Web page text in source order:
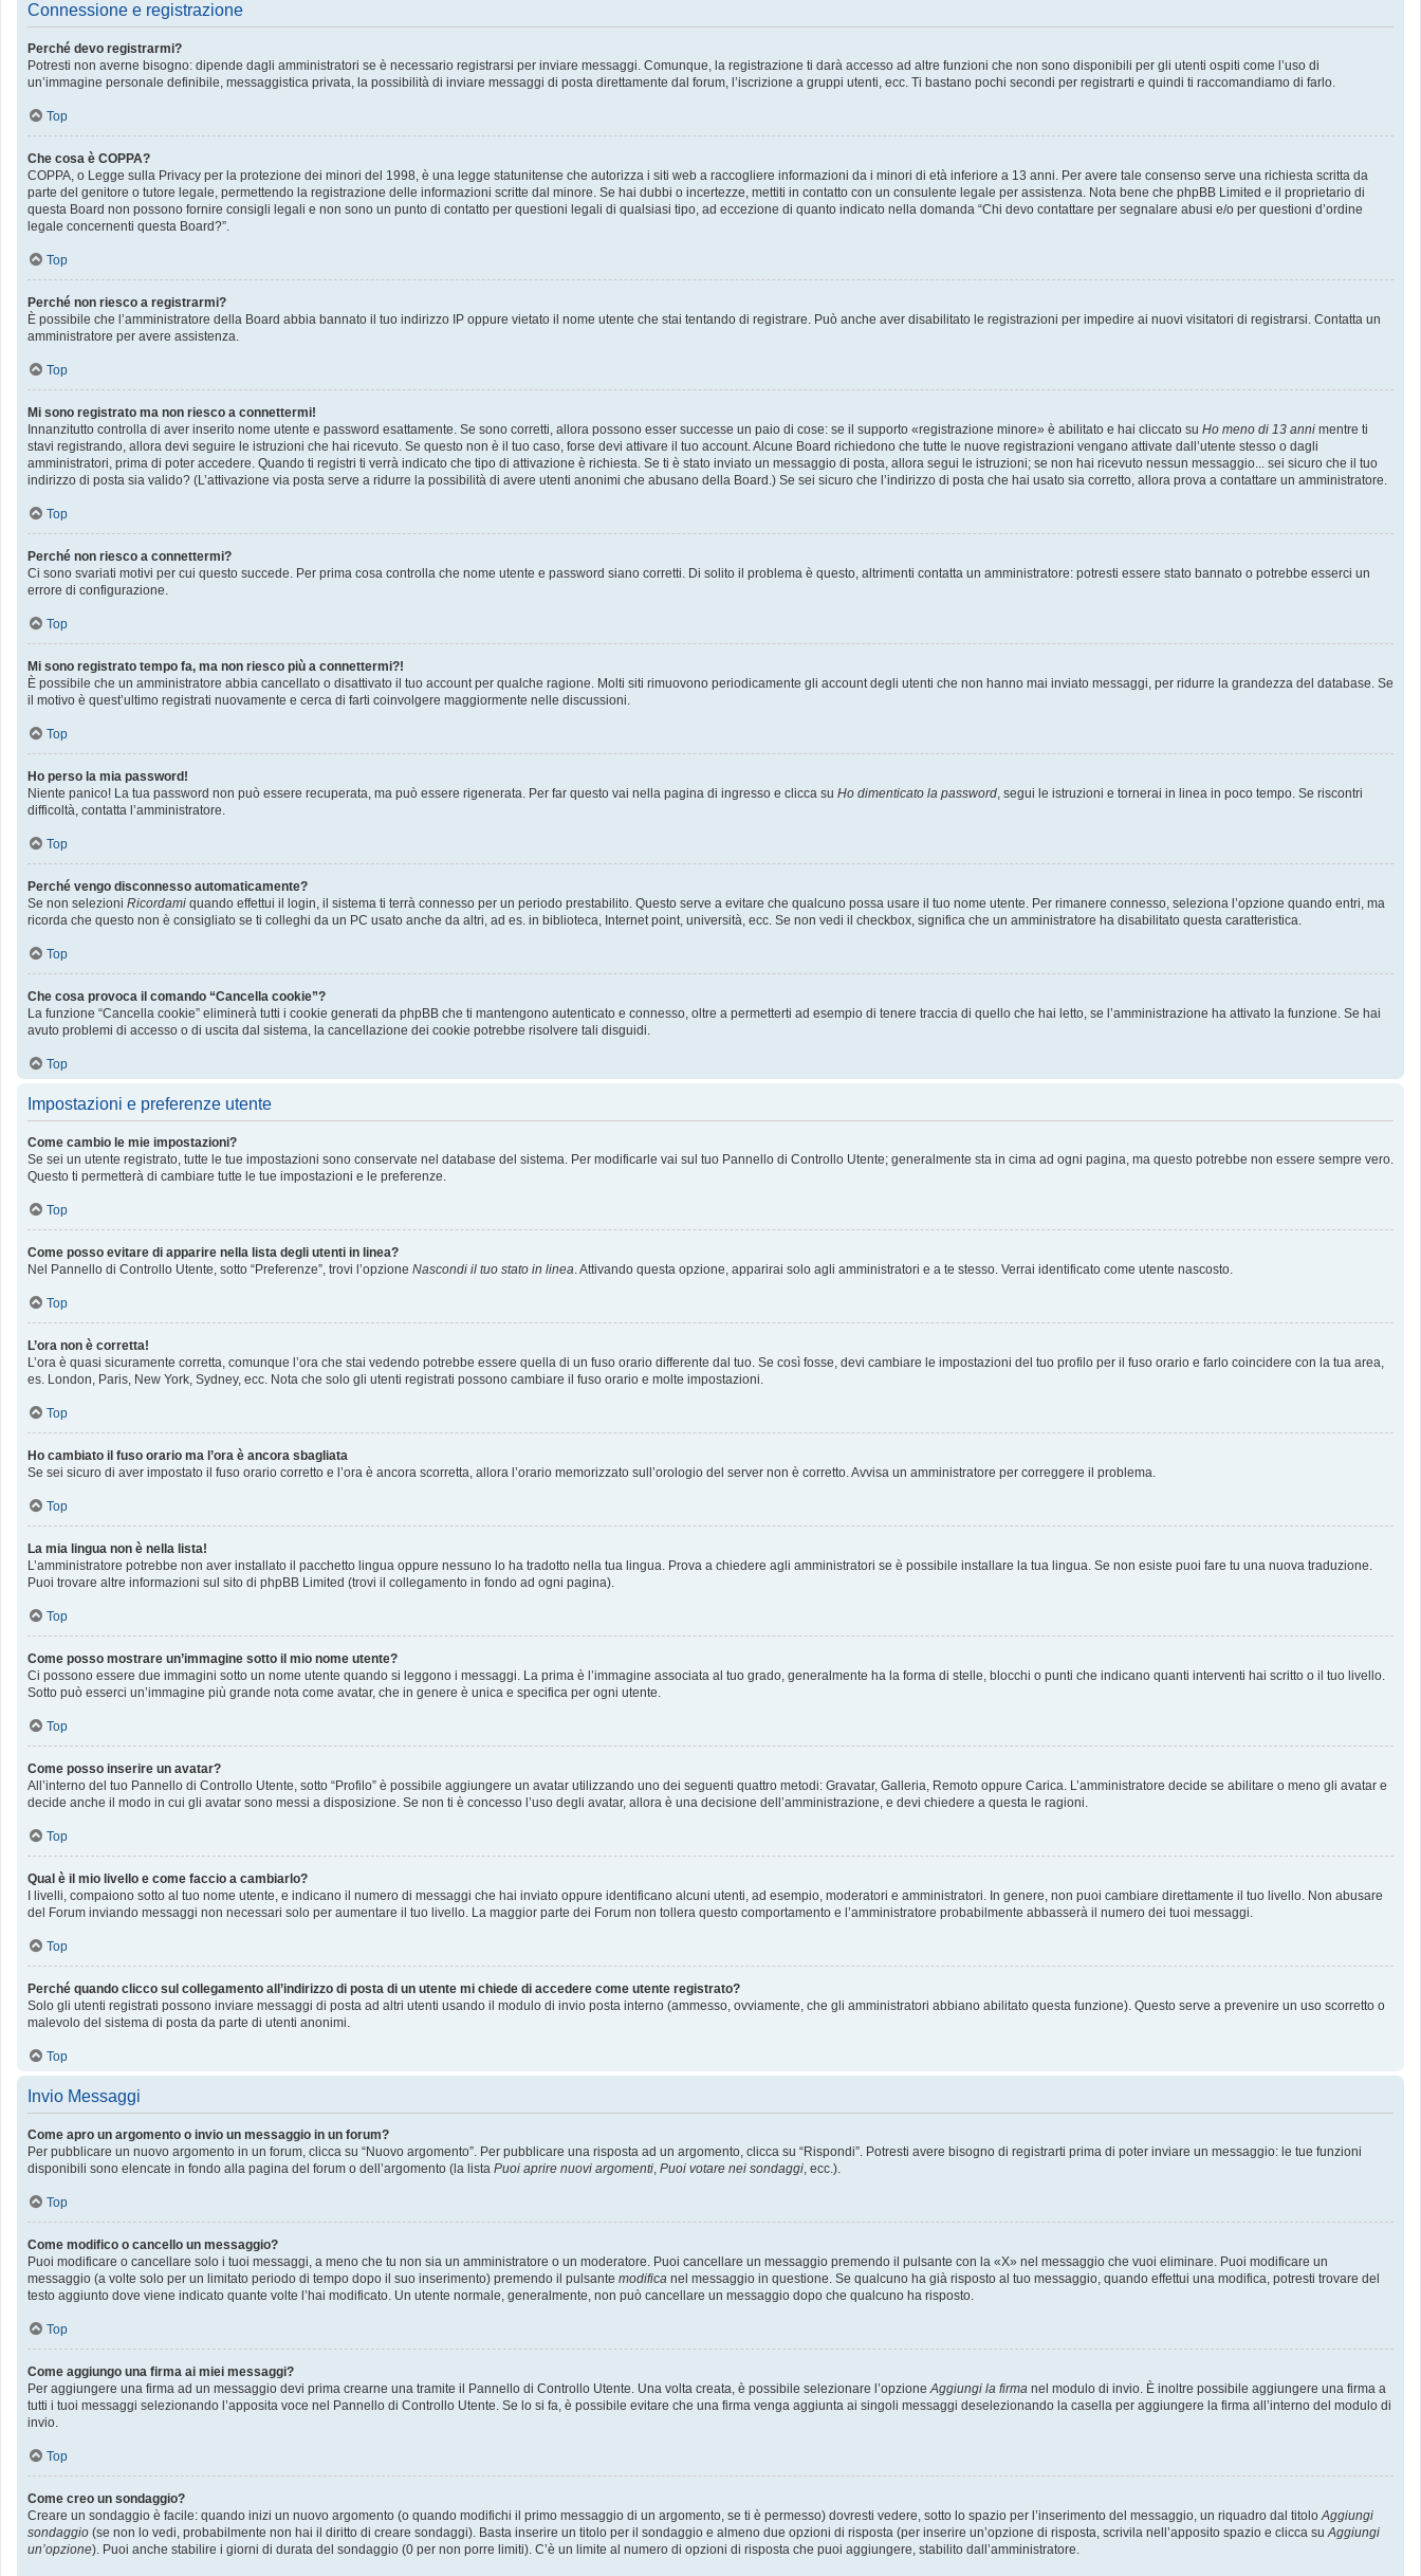
Connessione e registrazione
Perché devo registrarmi?
Potresti non averne bisogno: dipende dagli amministratori se è necessario registrarsi per inviare messaggi. Comunque, la registrazione ti darà accesso ad altre funzioni che non sono disponibili per gli utenti ospiti come l’uso di
un’immagine personale definibile, messaggistica privata, la possibilità di inviare messaggi di posta direttamente dal forum, l’iscrizione a gruppi utenti, ecc. Ti bastano pochi secondi per registrarti e quindi ti raccomandiamo di farlo.
Top
Che cosa è COPPA?
COPPA, o Legge sulla Privacy per la protezione dei minori del 1998, è una legge statunitense che autorizza i siti web a raccogliere informazioni da i minori di età inferiore a 13 anni. Per avere tale consenso serve una richiesta scritta da
parte del genitore o tutore legale, permettendo la registrazione delle informazioni scritte dal minore. Se hai dubbi o incertezze, mettiti in contatto con un consulente legale per assistenza. Nota bene che phpBB Limited e il proprietario di
questa Board non possono fornire consigli legali e non sono un punto di contatto per questioni legali di qualsiasi tipo, ad eccezione di quanto indicato nella domanda “Chi devo contattare per segnalare abusi e/o per questioni d’ordine
legale concernenti questa Board?”.
Top
Perché non riesco a registrarmi?
È possibile che l’amministratore della Board abbia bannato il tuo indirizzo IP oppure vietato il nome utente che stai tentando di registrare. Può anche aver disabilitato le registrazioni per impedire ai nuovi visitatori di registrarsi. Contatta un
amministratore per avere assistenza.
Top
Mi sono registrato ma non riesco a connettermi!
Innanzitutto controlla di aver inserito nome utente e password esattamente. Se sono corretti, allora possono esser successe un paio di cose: se il supporto «registrazione minore» è abilitato e hai cliccato su Ho meno di 13 anni mentre ti
stavi registrando, allora devi seguire le istruzioni che hai ricevuto. Se questo non è il tuo caso, forse devi attivare il tuo account. Alcune Board richiedono che tutte le nuove registrazioni vengano attivate dall’utente stesso o dagli
amministratori, prima di poter accedere. Quando ti registri ti verrà indicato che tipo di attivazione è richiesta. Se ti è stato inviato un messaggio di posta, allora segui le istruzioni; se non hai ricevuto nessun messaggio... sei sicuro che il tuo
indirizzo di posta sia valido? (L’attivazione via posta serve a ridurre la possibilità di avere utenti anonimi che abusano della Board.) Se sei sicuro che l’indirizzo di posta che hai usato sia corretto, allora prova a contattare un amministratore.
Top
Perché non riesco a connettermi?
Ci sono svariati motivi per cui questo succede. Per prima cosa controlla che nome utente e password siano corretti. Di solito il problema è questo, altrimenti contatta un amministratore: potresti essere stato bannato o potrebbe esserci un
errore di configurazione.
Top
Mi sono registrato tempo fa, ma non riesco più a connettermi?!
È possibile che un amministratore abbia cancellato o disattivato il tuo account per qualche ragione. Molti siti rimuovono periodicamente gli account degli utenti che non hanno mai inviato messaggi, per ridurre la grandezza del database. Se
il motivo è quest’ultimo registrati nuovamente e cerca di farti coinvolgere maggiormente nelle discussioni.
Top
Ho perso la mia password!
Niente panico! La tua password non può essere recuperata, ma può essere rigenerata. Per far questo vai nella pagina di ingresso e clicca su Ho dimenticato la password, segui le istruzioni e tornerai in linea in poco tempo. Se riscontri
difficoltà, contatta l’amministratore.
Top
Perché vengo disconnesso automaticamente?
Se non selezioni Ricordami quando effettui il login, il sistema ti terrà connesso per un periodo prestabilito. Questo serve a evitare che qualcuno possa usare il tuo nome utente. Per rimanere connesso, seleziona l’opzione quando entri, ma
ricorda che questo non è consigliato se ti colleghi da un PC usato anche da altri, ad es. in biblioteca, Internet point, università, ecc. Se non vedi il checkbox, significa che un amministratore ha disabilitato questa caratteristica.
Top
Che cosa provoca il comando “Cancella cookie”?
La funzione “Cancella cookie” eliminerà tutti i cookie generati da phpBB che ti mantengono autenticato e connesso, oltre a permetterti ad esempio di tenere traccia di quello che hai letto, se l’amministrazione ha attivato la funzione. Se hai
avuto problemi di accesso o di uscita dal sistema, la cancellazione dei cookie potrebbe risolvere tali disguidi.
Top
Impostazioni e preferenze utente
Come cambio le mie impostazioni?
Se sei un utente registrato, tutte le tue impostazioni sono conservate nel database del sistema. Per modificarle vai sul tuo Pannello di Controllo Utente; generalmente sta in cima ad ogni pagina, ma questo potrebbe non essere sempre vero.
Questo ti permetterà di cambiare tutte le tue impostazioni e le preferenze.
Top
Come posso evitare di apparire nella lista degli utenti in linea?
Nel Pannello di Controllo Utente, sotto “Preferenze”, trovi l’opzione Nascondi il tuo stato in linea. Attivando questa opzione, apparirai solo agli amministratori e a te stesso. Verrai identificato come utente nascosto.
Top
L’ora non è corretta!
L’ora è quasi sicuramente corretta, comunque l’ora che stai vedendo potrebbe essere quella di un fuso orario differente dal tuo. Se così fosse, devi cambiare le impostazioni del tuo profilo per il fuso orario e farlo coincidere con la tua area,
es. London, Paris, New York, Sydney, ecc. Nota che solo gli utenti registrati possono cambiare il fuso orario e molte impostazioni.
Top
Ho cambiato il fuso orario ma l’ora è ancora sbagliata
Se sei sicuro di aver impostato il fuso orario corretto e l’ora è ancora scorretta, allora l’orario memorizzato sull’orologio del server non è corretto. Avvisa un amministratore per correggere il problema.
Top
La mia lingua non è nella lista!
L’amministratore potrebbe non aver installato il pacchetto lingua oppure nessuno lo ha tradotto nella tua lingua. Prova a chiedere agli amministratori se è possibile installare la tua lingua. Se non esiste puoi fare tu una nuova traduzione.
Puoi trovare altre informazioni sul sito di phpBB Limited (trovi il collegamento in fondo ad ogni pagina).
Top
Come posso mostrare un’immagine sotto il mio nome utente?
Ci possono essere due immagini sotto un nome utente quando si leggono i messaggi. La prima è l’immagine associata al tuo grado, generalmente ha la forma di stelle, blocchi o punti che indicano quanti interventi hai scritto o il tuo livello.
Sotto può esserci un’immagine più grande nota come avatar, che in genere è unica e specifica per ogni utente.
Top
Come posso inserire un avatar?
All’interno del tuo Pannello di Controllo Utente, sotto “Profilo” è possibile aggiungere un avatar utilizzando uno dei seguenti quattro metodi: Gravatar, Galleria, Remoto oppure Carica. L’amministratore decide se abilitare o meno gli avatar e
decide anche il modo in cui gli avatar sono messi a disposizione. Se non ti è concesso l’uso degli avatar, allora è una decisione dell’amministrazione, e devi chiedere a questa le ragioni.
Top
Qual è il mio livello e come faccio a cambiarlo?
I livelli, compaiono sotto al tuo nome utente, e indicano il numero di messaggi che hai inviato oppure identificano alcuni utenti, ad esempio, moderatori e amministratori. In genere, non puoi cambiare direttamente il tuo livello. Non abusare
del Forum inviando messaggi non necessari solo per aumentare il tuo livello. La maggior parte dei Forum non tollera questo comportamento e l’amministratore probabilmente abbasserà il numero dei tuoi messaggi.
Top
Perché quando clicco sul collegamento all’indirizzo di posta di un utente mi chiede di accedere come utente registrato?
Solo gli utenti registrati possono inviare messaggi di posta ad altri utenti usando il modulo di invio posta interno (ammesso, ovviamente, che gli amministratori abbiano abilitato questa funzione). Questo serve a prevenire un uso scorretto o
malevolo del sistema di posta da parte di utenti anonimi.
Top
Invio Messaggi
Come apro un argomento o invio un messaggio in un forum?
Per pubblicare un nuovo argomento in un forum, clicca su “Nuovo argomento”. Per pubblicare una risposta ad un argomento, clicca su “Rispondi”. Potresti avere bisogno di registrarti prima di poter inviare un messaggio: le tue funzioni
disponibili sono elencate in fondo alla pagina del forum o dell’argomento (la lista Puoi aprire nuovi argomenti, Puoi votare nei sondaggi, ecc.).
Top
Come modifico o cancello un messaggio?
Puoi modificare o cancellare solo i tuoi messaggi, a meno che tu non sia un amministratore o un moderatore. Puoi cancellare un messaggio premendo il pulsante con la «X» nel messaggio che vuoi eliminare. Puoi modificare un
messaggio (a volte solo per un limitato periodo di tempo dopo il suo inserimento) premendo il pulsante modifica nel messaggio in questione. Se qualcuno ha già risposto al tuo messaggio, quando effettui una modifica, potresti trovare del
testo aggiunto dove viene indicato quante volte l’hai modificato. Un utente normale, generalmente, non può cancellare un messaggio dopo che qualcuno ha risposto.
Top
Come aggiungo una firma ai miei messaggi?
Per aggiungere una firma ad un messaggio devi prima crearne una tramite il Pannello di Controllo Utente. Una volta creata, è possibile selezionare l’opzioneAggiungi la firma nel modulo di invio. È inoltre possibile aggiungere una firma a
tutti i tuoi messaggi selezionando l’apposita voce nel Pannello di Controllo Utente. Se lo si fa, è possibile evitare che una firma venga aggiunta ai singoli messaggi deselezionando la casella per aggiungere la firma all’interno del modulo di
invio.
Top
Come creo un sondaggio?
Creare un sondaggio è facile: quando inizi un nuovo argomento (o quando modifichi il primo messaggio di un argomento, se ti è permesso) dovresti vedere, sotto lo spazio per l’inserimento del messaggio, un riquadro dal titoloAggiungi
sondaggio (se non lo vedi, probabilmente non hai il diritto di creare sondaggi). Basta inserire un titolo per il sondaggio e almeno due opzioni di risposta (per inserire un’opzione di risposta, scrivila nell’apposito spazio e clicca suAggiungi
un’opzione). Puoi anche stabilire i giorni di durata del sondaggio (0 per non porre limiti). C’è un limite al numero di opzioni di risposta che puoi aggiungere, stabilito dall’amministratore.